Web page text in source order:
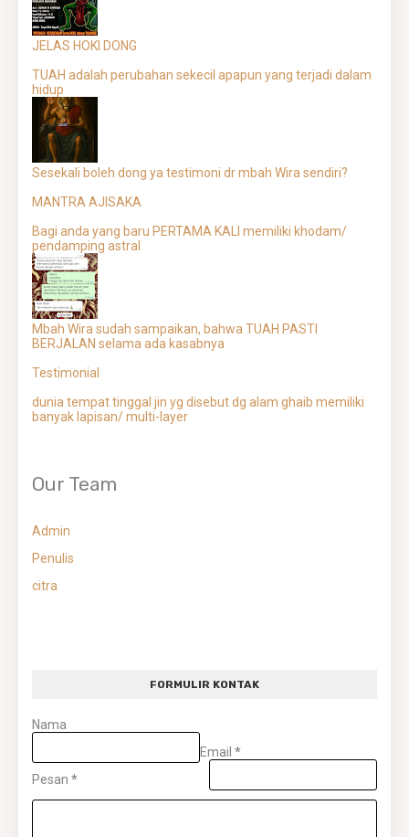
JELAS HOKI DONG
TUAH adalah perubahan sekecil apapun yang terjadi dalam
hidup
Sesekali boleh dong ya testimoni dr mbah Wira sendiri?
MANTRA AJISAKA
Bagi anda yang baru PERTAMA KALI memiliki khodam/
pendamping astral
Mbah Wira sudah sampaikan, bahwa TUAH PASTI
BERJALAN selama ada kasabnya
Testimonial
dunia tempat tinggal jin yg disebut dg alam ghaib memiliki
banyak lapisan/ multi-layer
Our Team
Admin
Penulis
citra
FORMULIR KONTAK
Nama
Email *
Pesan *